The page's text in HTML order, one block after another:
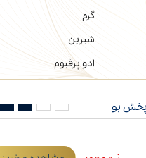
گرم
شیرین
ادو پرفیوم
پخش بو